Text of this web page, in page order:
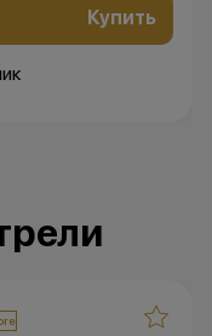
Купить